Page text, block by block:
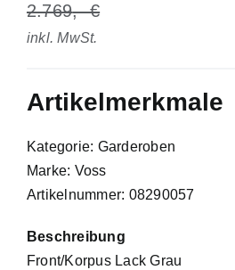
2.769
inkl. MwSt.
Artikelmerkmale
Kategorie: Garderoben
Marke: Voss
Artikelnummer: 08290057
Beschreibung
Front/Korpus Lack Grau